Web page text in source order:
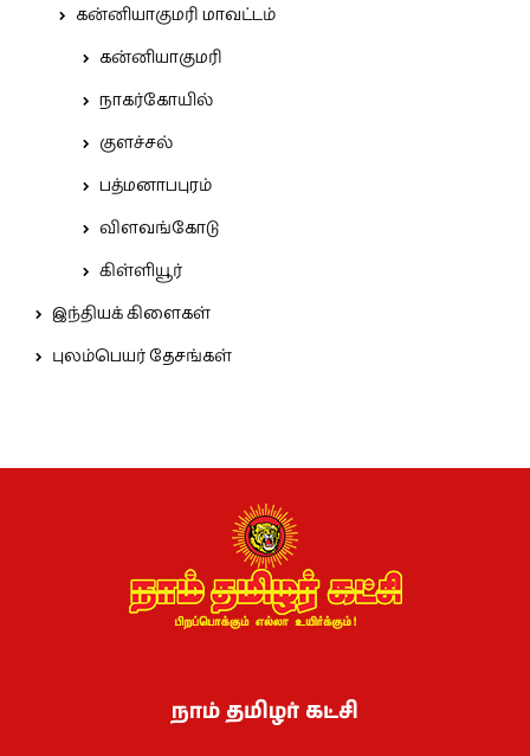
கன்னியாகுமரி மாவட்டம்
கன்னியாகுமரி
நாகர்கோயில்
குளச்சல்
பத்மனாபபுரம்
விளவங்கோடு
கிள்ளியூர்
இந்தியக் கிளைகள்
புலம்பெயர் தேசங்கள்
நாம் தமிழர் கட்சி